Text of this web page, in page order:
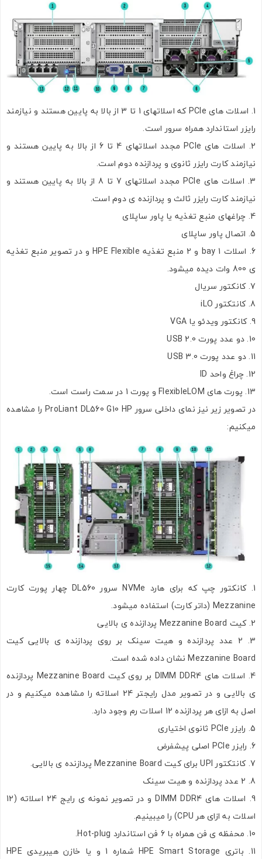
اسلات های PCIe که اسلاتهای 1 تا 3 از بالا به پایین هستند و نیازمند
رایزر استاندارد همراه سرور است.
اسلات های PCIe مجدد اسلاتهای 4 تا 6 از بالا به پایین هستند و
نیازمند کارت رایزر ثانوی و پردازنده دوم است.
اسلات های PCIe مجدد اسلاتهای 7 تا 8 از بالا به پایین هستند و
نیازمند کارت رایزر ثالث و پردازنده ی دوم است.
چراغهای منبع تغذیه یا پاور ساپلای
اتصال پاور ساپلای
اسلات bay 1 و 2 منبع تغذیه HPE Flexible و در تصویر منبع تغذیه
ی 800 وات دیده میشود.
کانکتور سریال
کانتکتور iLO
کانکتور ویدئو یا VGA
دو عدد پورت USB 2.0
دو عدد پورت USB 3.0
چراغ واحد ID
پورت های FlexibleLOM و پورت 1 در سمت راست است.
در تصویر زیر نیز نمای داخلی سرور ProLiant DL560 G10 HP را مشاهده
میکنیم:
کانکتور چپ که برای هارد NVMe سرور DL560 چهار پورت کارت
Mezzanine (داتر کارت) استفاده میشود.
کیت Mezzanine Board پردازنده ی بالایی
2 عدد پردازنده و هیت سینک بر روی پردازنده ی بالایی کیت
Mezzanine Board نشان داده شده است.
اسلات های DIMM DDR4 بر روی کیت Mezzanine Board پردازنده
ی بالایی و در تصویر مدل رایجتر 24 اسلاته را مشاهده میکنیم و در
اصل به ازای هر پردازنده 12 اسلات رم وجود دارد.
رایزر PCIe ثانوی اختیاری
رایزر PCIe اصلی پیشفرض
کانتکتور UPI برای کیت Mezzanine Board پردازنده ی بالایی.
2 عدد پردازنده و هیت سینک
اسلات های DIMM DDR4 و در تصویر نمونه ی رایج 24 اسلاته (12
اسلات به ازای هر CPU) را میبینیم.
محفظه ی فن همراه با 6 فن استاندارد Hot-plug.
باتری HPE Smart Storage شماره 1 و یا خازن هیبریدی HPE
ارسال